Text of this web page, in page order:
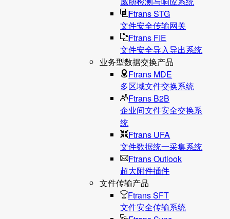
Ftrans STG
文件安全传输网关
Ftrans FIE
文件安全导入导出系统
业务型数据交换产品
Ftrans MDE
多区域文件交换系统
Ftrans B2B
企业间文件安全交换系
统
Ftrans UFA
文件数据统⼀采集系统
Ftrans Outlook
超大附件插件
文件传输产品
Ftrans SFT
文件安全传输系统